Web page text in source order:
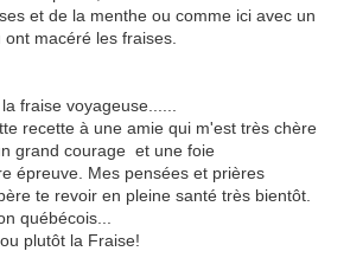
et de la menthe ou comme ici avec un
macéré les fraises.
fraise voyageuse......
recette à une amie qui m'est très chère
grand courage et une foie
épreuve. Mes pensées et prières
te revoir en pleine santé très bientôt.
québécois...
plutôt la Fraise!